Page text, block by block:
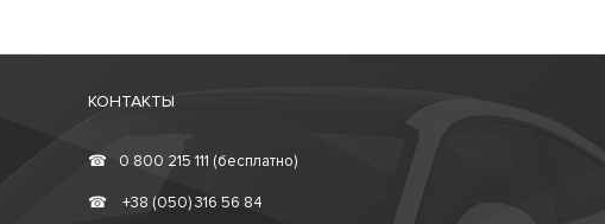
КОНТАКТЫ
☎ 0 800 215 111 (бесплатно)
☎ +38 (050) 316 56 84